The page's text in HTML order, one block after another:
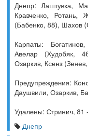
Днепр: Лаштувка,
Кравченко, Ротань,
(Бабенко, 88), Шахов
Карпаты:
Авелар (Худобяк,
Озаркив, Ксенз
Предупреждения:
Даушвили, Озаркив,
Удалены: Стринич, 81
Днепр